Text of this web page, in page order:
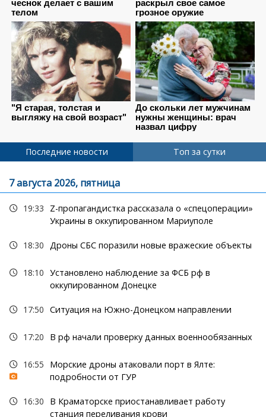
Последние новости Топ за сутки
7 августа 2026, пятница
19:33
Z-пропагандистка рассказала о «спецоперации»
Украины в оккупированном Мариуполе
18:30 Дроны СБС поразили новые вражеские объекты
18:10 Установлено наблюдение за ФСБ рф в
оккупированном Донецке
17:50 Ситуация на Южно-Донецком направлении
17:20 В рф начали проверку данных военнообязанных
16:55
Морские дроны атаковали порт в Ялте:
подробности от ГУР
16:30
В Краматорске приостанавливает работу
станция переливания крови